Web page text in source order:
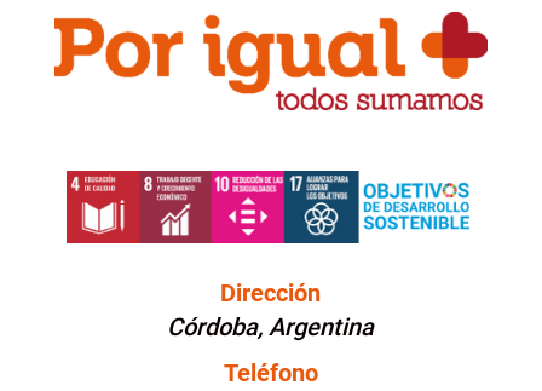
Dirección
Córdoba, Argentina
Teléfono